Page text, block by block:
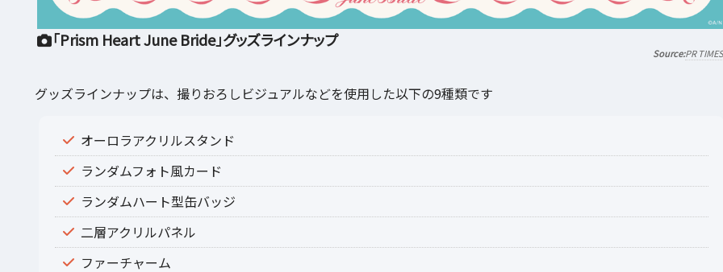
「Prism Heart June Bride」グッズラインナップ
PR TIMES
グッズラインナップは、撮りおろしビジュアルなどを使用した以下の9種類です
オーロラアクリルスタンド
ランダムフォト風カード
ランダムハート型缶バッジ
二層アクリルパネル
ファーチャーム